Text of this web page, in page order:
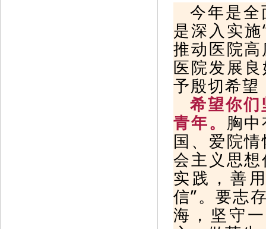
今年是
是深入实
推动医院
医院发展
予殷切希望
希望你
青年。 胸
国、爱院
会主义思
实践，善
信”。要志
海，坚守